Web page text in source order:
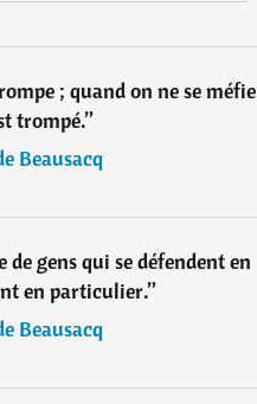
; quand on ne se méfie
trompé.”
Beausacq
gens qui se défendent en
en particulier.”
Beausacq